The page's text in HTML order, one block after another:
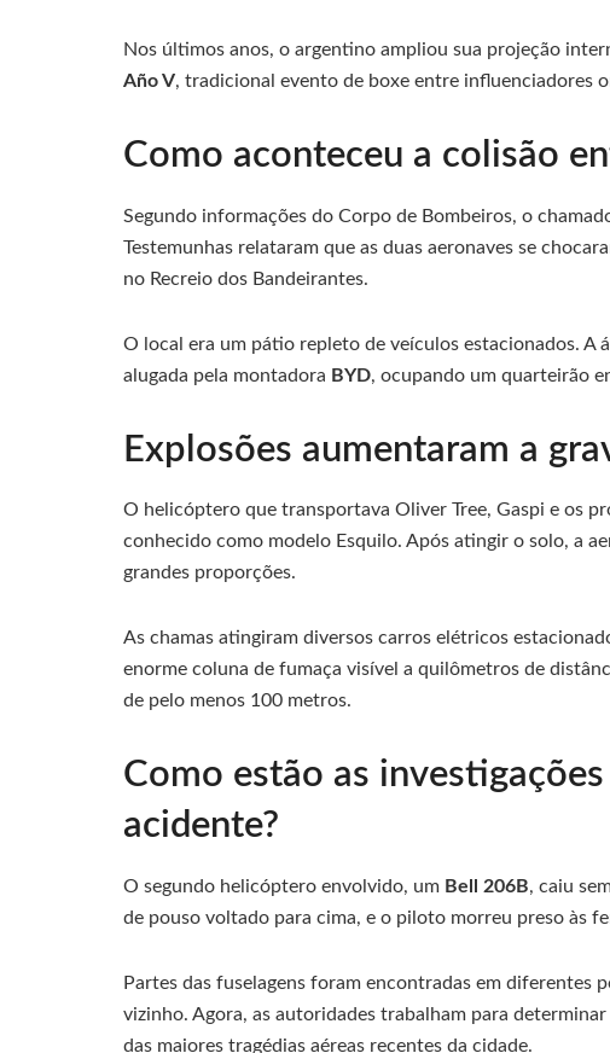
Nos últimos anos, o argentino ampliou sua projeção
Año V, tradicional evento de boxe entre influenciadores
Como aconteceu a colisão
Segundo informações do Corpo de Bombeiros, o
Testemunhas relataram que as duas aeronaves se
no Recreio dos Bandeirantes.
O local era um pátio repleto de veículos estacionados. A
alugada pela montadora BYD, ocupando um quarteirão
Explosões aumentaram a
O helicóptero que transportava Oliver Tree, Gaspi e os
conhecido como modelo Esquilo. Após atingir o solo, a
grandes proporções.
As chamas atingiram diversos carros elétricos
enorme coluna de fumaça visível a quilômetros de
de pelo menos 100 metros.
Como estão as
acidente?
O segundo helicóptero envolvido, um Bell 206B, caiu
de pouso voltado para cima, e o piloto morreu preso às
Partes das fuselagens foram encontradas em
vizinho. Agora, as autoridades trabalham para
das maiores tragédias aéreas recentes da cidade.